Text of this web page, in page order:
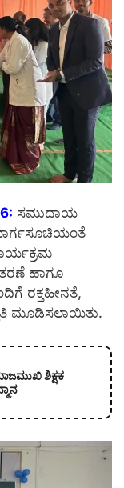
ಸಮುದಾಯ
ಹಾಗೂ
ರಕ್ತಹೀನತೆ,
ಮೂಡಿಸಲಾಯಿತು.
ಶಿಕ್ಷಕ